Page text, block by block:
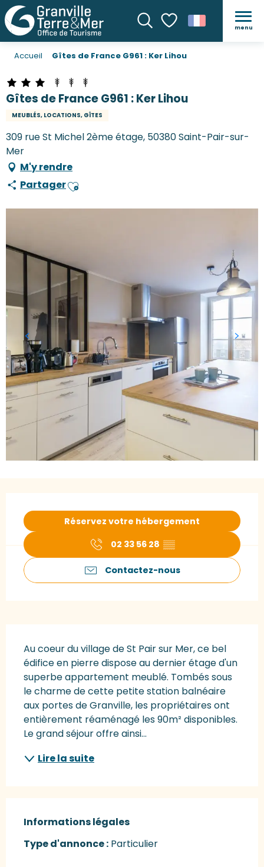
Recherche
Voir les favoris
menu
Accueil Gîtes de France G961 : Ker Lihou
Gîtes de France G961 : Ker Lihou
MEUBLÉS, LOCATIONS, GÎTES
309 rue St Michel 2ème étage, 50380 Saint-Pair-sur-
Mer
M'y rendre
PartagerAjouter aux favoris
Réservez votre hébergement
02 33 56 28 ▒▒
Contactez-nous
Au coeur du village de St Pair sur Mer, ce bel
édifice en pierre dispose au dernier étage d'un
superbe appartement meublé. Tombés sous
le charme de cette petite station balnéaire
aux portes de Granville, les propriétaires ont
entièrement réaménagé les 90m² disponibles.
Le grand séjour offre ainsi...
Lire la suite
Informations légales
Informations légales
Type d'annonce : Particulier